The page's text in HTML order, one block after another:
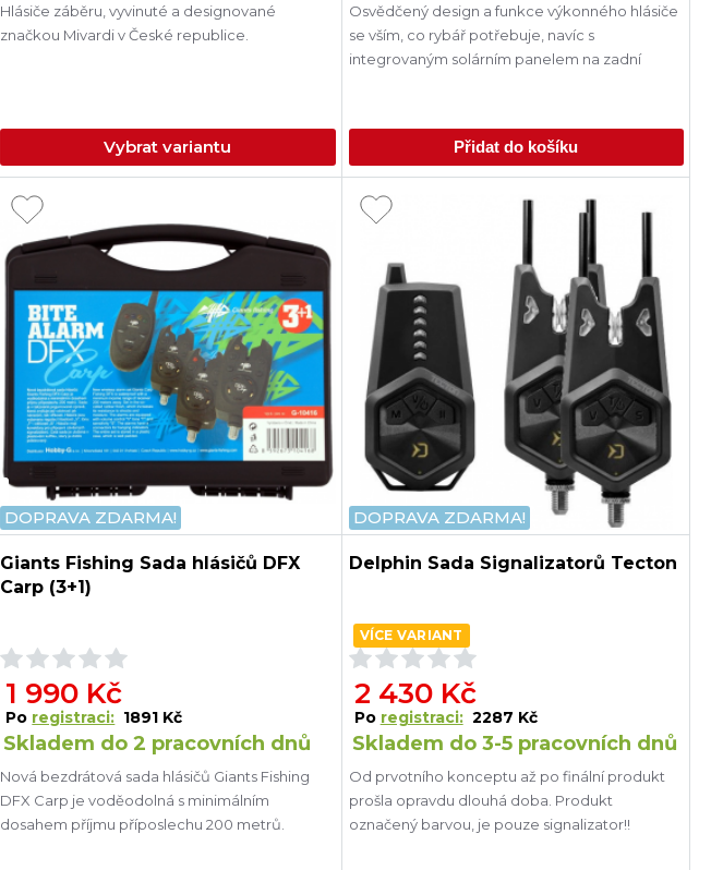
Hlásiče záběru, vyvinuté a designované
značkou Mivardi v České republice.
Vybrat variantu
Osvědčený design a funkce výkonného hlásiče
se vším, co rybář potřebuje, navíc s
integrovaným solárním panelem na zadní
Přidat do košíku
DOPRAVA ZDARMA!
Giants Fishing Sada hlásičů DFX
Carp (3+1)
1 990 Kč
Po registraci: 1891 Kč
Skladem do 2 pracovních dnů
Nová bezdrátová sada hlásičů Giants Fishing
DFX Carp je voděodolná s minimálním
dosahem příjmu příposlechu 200 metrů.
DOPRAVA ZDARMA!
Delphin Sada Signalizatorů Tecton
VÍCE VARIANT
2 430 Kč
Po registraci: 2287 Kč
Skladem do 3-5 pracovních dnů
Od prvotního konceptu až po finální produkt
prošla opravdu dlouhá doba. Produkt
označený barvou, je pouze signalizator!!